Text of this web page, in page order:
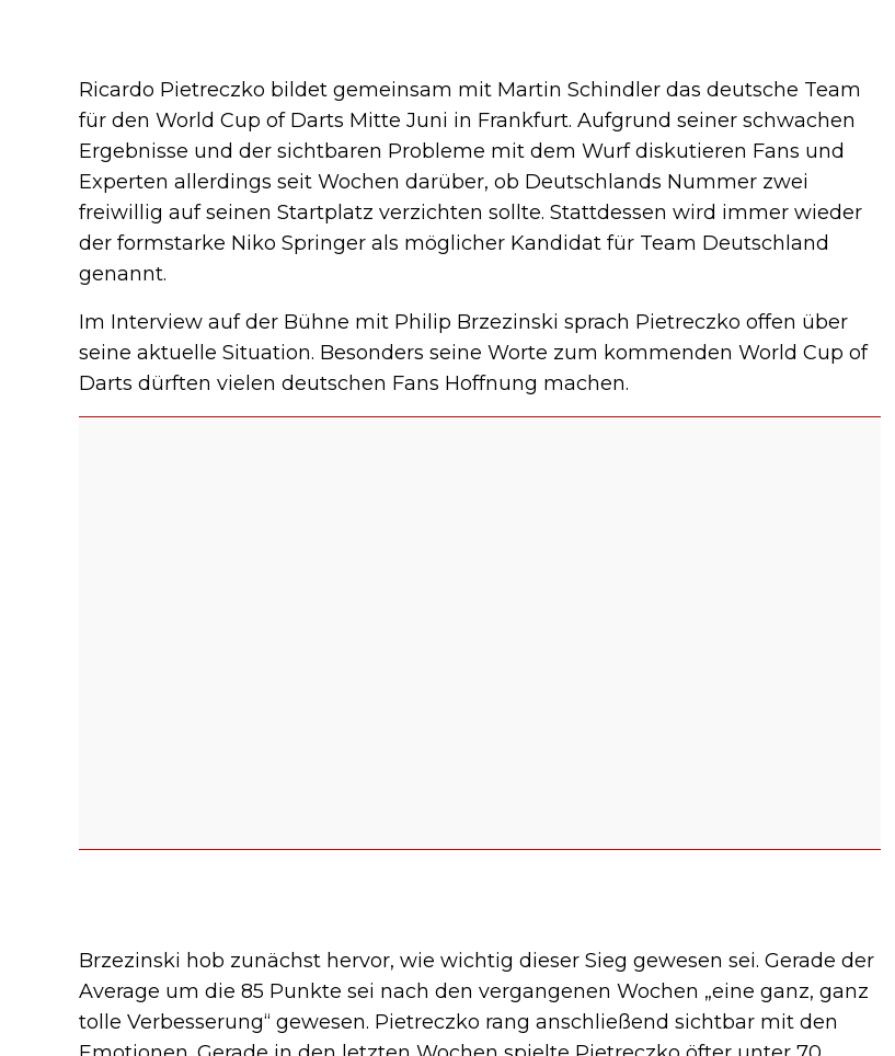
Ricardo Pietreczko bildet gemeinsam mit Martin Schindler das deutsche Team
für den World Cup of Darts Mitte Juni in Frankfurt. Aufgrund seiner schwachen
Ergebnisse und der sichtbaren Probleme mit dem Wurf diskutieren Fans und
Experten allerdings seit Wochen darüber, ob Deutschlands Nummer zwei
freiwillig auf seinen Startplatz verzichten sollte. Stattdessen wird immer wieder
der formstarke Niko Springer als möglicher Kandidat für Team Deutschland
genannt.
Im Interview auf der Bühne mit Philip Brzezinski sprach Pietreczko offen über
seine aktuelle Situation. Besonders seine Worte zum kommenden World Cup of
Darts dürften vielen deutschen Fans Hoffnung machen.
Brzezinski hob zunächst hervor, wie wichtig dieser Sieg gewesen sei. Gerade der
Average um die 85 Punkte sei nach den vergangenen Wochen „eine ganz, ganz
tolle Verbesserung“ gewesen. Pietreczko rang anschließend sichtbar mit den